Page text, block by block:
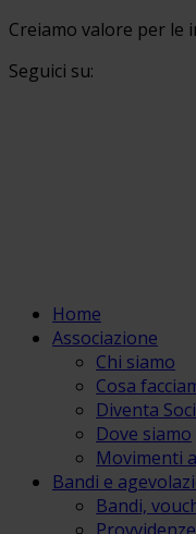
Creiamo valore per le
Seguici su:
Home
Associazione
Chi siamo
Cosa
Diventa
Dove siamo
Movimenti
Bandi e
Bandi,